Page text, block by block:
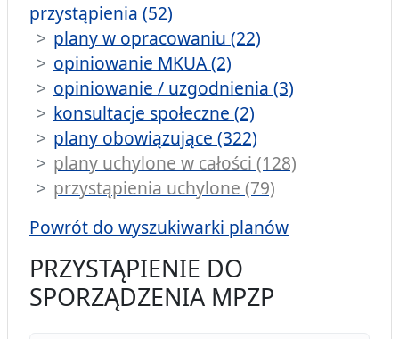
przystąpienia (52)
plany w opracowaniu (22)
opiniowanie MKUA (2)
opiniowanie / uzgodnienia (3)
konsultacje społeczne (2)
plany obowiązujące (322)
plany uchylone w całości (128)
przystąpienia uchylone (79)
Powrót do wyszukiwarki planów
PRZYSTĄPIENIE DO
SPORZĄDZENIA MPZP